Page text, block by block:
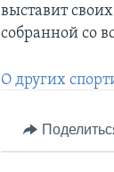
выставит
собранной со
О других